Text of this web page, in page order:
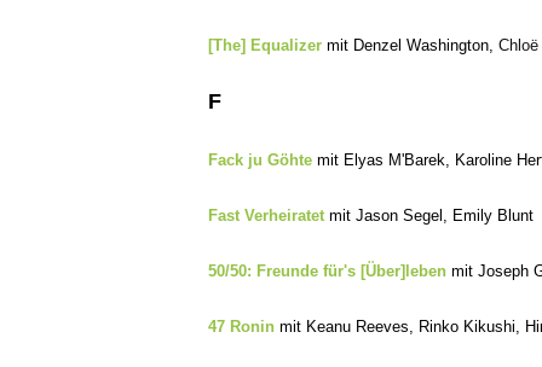
[The] Equalizer mit Denzel Washington, Chloë
F
Fack ju Göhte mit Elyas M'Barek, Karoline
Fast Verheiratetmit Jason Segel, Emily Blunt
50/50: Freunde für's [Über]leben mit Joseph
47 Ronin mit Keanu Reeves, Rinko Kikushi,